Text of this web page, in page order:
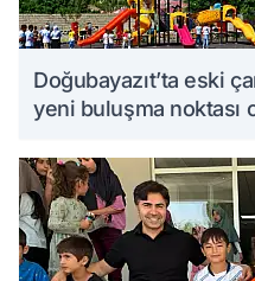
Doğubayazıt’ta eski
yeni buluşma noktası